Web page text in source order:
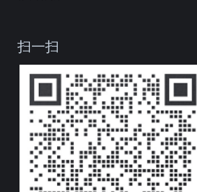
扫一扫